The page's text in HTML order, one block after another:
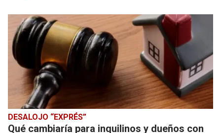
DESALOJO “EXPRÉS”
Qué cambiaría para inquilinos y dueños con